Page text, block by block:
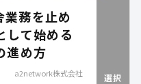
務を止め
して始める
進め方
a2network株式会社 選択